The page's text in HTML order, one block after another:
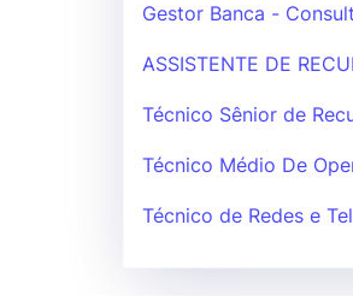
Gestor Banca -
ASSISTENTE DE
Técnico Sênior de
Técnico Médio De
Técnico de Redes e